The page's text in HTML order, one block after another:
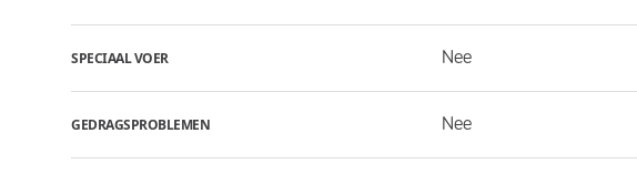
SPECIAAL VOER Nee
GEDRAGSPROBLEMEN Nee